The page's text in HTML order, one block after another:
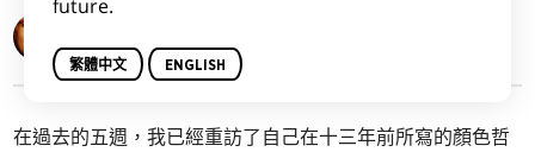
在過去的五週，我已經重訪了自己在十三年前所寫的顏色哲
future.
繁體中文 ENGLISH